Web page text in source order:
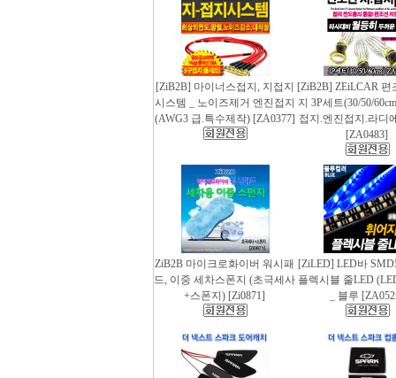
[ZiB2B] 마이너스접지, 지접지
시스템 _ 노이즈제거 엔진접지
(AWG3 급.특수제작) [ZA0377]
[ZiB2B] ZEiLCAR 편
지 3P세트(30/50/
접지.엔진접지.라디
[ZA0483]
ZiB2B 마이크로화이버 워시패
드, 이중 세차스폰지 (초극세사
+스폰지) [Zi0871]
[ZiLED] LED바
플렉시블 줄LED
_ 블루